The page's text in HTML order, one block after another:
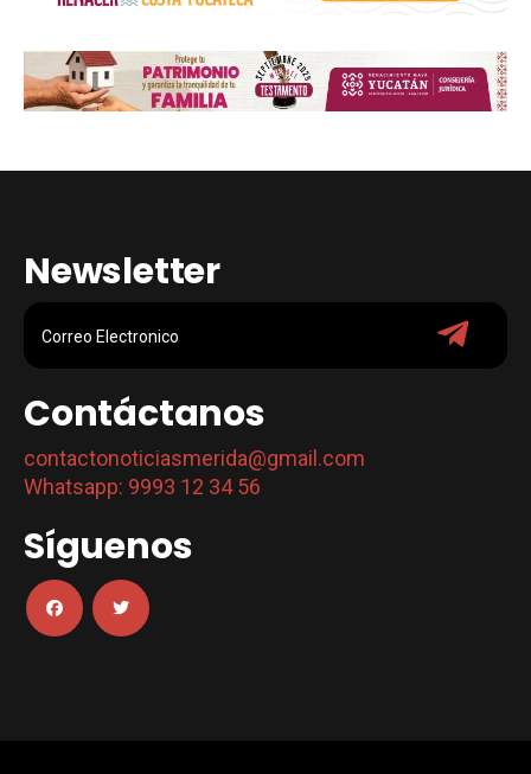
Newsletter
Contáctanos
contactonoticiasmerida@gmail.com
Whatsapp: 9993 12 34 56
Síguenos